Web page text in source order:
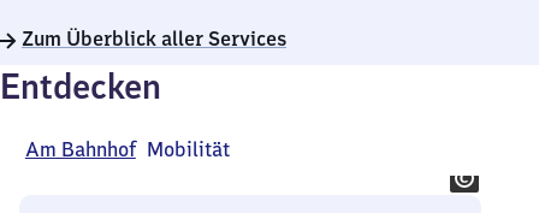
Zum Überblick aller Services
Entdecken
Am Bahnhof Mobilität